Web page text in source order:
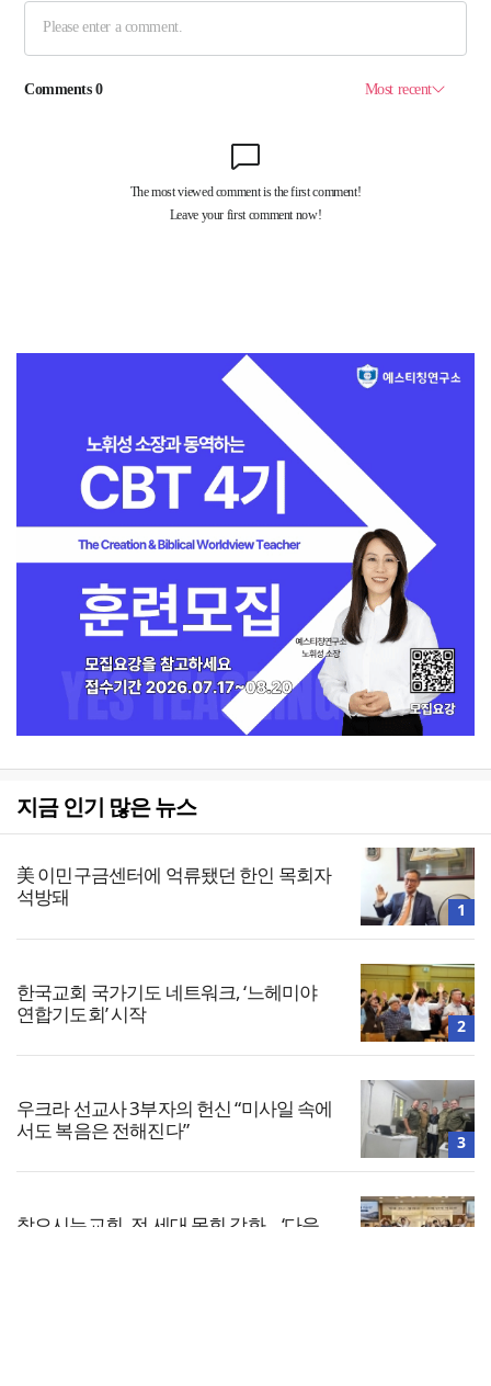
지금 인기 많은 뉴스
美 이민구금센터에 억류됐던 한인 목회자
석방돼
1
한국교회 국가기도 네트워크, ‘느헤미야
연합기도회’ 시작
2
우크라 선교사 3부자의 헌신 “미사일 속에
서도 복음은 전해진다”
3
찾으시는교회, 전 세대 목회 강화… ‘다음